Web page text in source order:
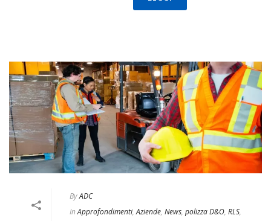
ByADC
In Approfondimenti,Aziende, News, polizza D&O, RLS,